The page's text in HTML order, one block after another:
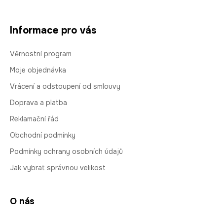
Informace pro vás
Věrnostní program
Moje objednávka
Vrácení a odstoupení od smlouvy
Doprava a platba
Reklamační řád
Obchodní podmínky
Podmínky ochrany osobních údajů
Jak vybrat správnou velikost
O nás